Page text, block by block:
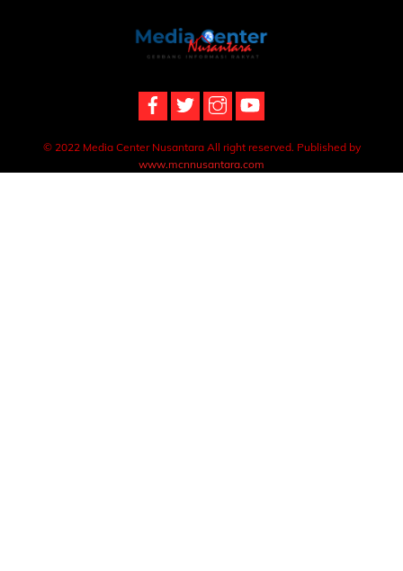
Back
To
© 2022 Media Center Nusantara All right reserved. Published by
www.mcnnusantara.com